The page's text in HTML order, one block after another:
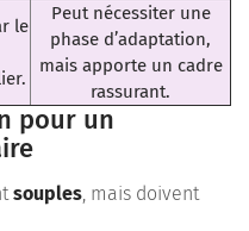
le
Peut nécessiter une
phase d’adaptation,
mais apporte un cadre
rassurant.
pour un
souples , mais doivent